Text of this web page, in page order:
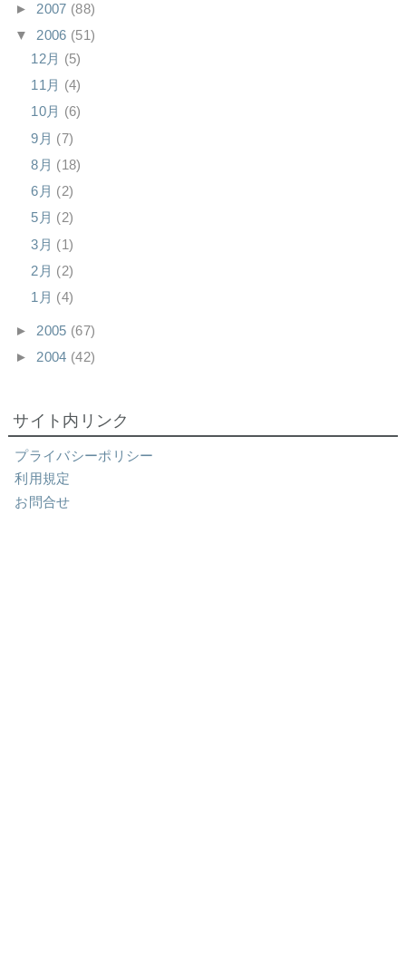
► 2007 (88)
▼2006 (51)
12月 (5)
11月 (4)
10月 (6)
9月 (7)
8月 (18)
6月 (2)
5月 (2)
3月 (1)
2月 (2)
1月 (4)
► 2005 (67)
► 2004 (42)
サイト内リンク
プライバシーポリシー
利用規定
お問合せ